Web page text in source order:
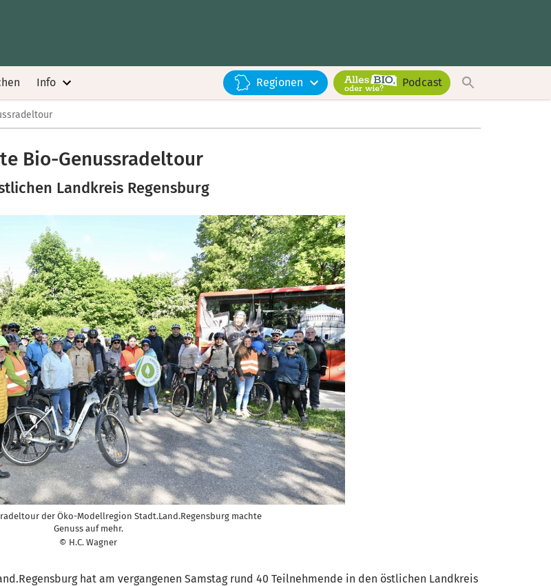
Info Regionen Podcast
Bio-Genussradeltour
Landkreis Regensburg
der Öko-Modellregion Stadt.Land.Regensburg machte
Genuss auf mehr.
© H.C. Wagner
hat am vergangenen Samstag rund 40 Teilnehmende in den östlichen Landkreis